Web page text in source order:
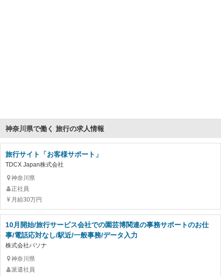
神奈川県で働く 旅行の求人情報
旅行サイト「お客様サポート」
TDCX Japan株式会社
神奈川県
正社員
月給30万円
10月開始/旅行サービス会社での園芸博関連の事務サポートのお仕
事/電話応対なし/駅近/一般事務/データ入力
株式会社パソナ
神奈川県
派遣社員